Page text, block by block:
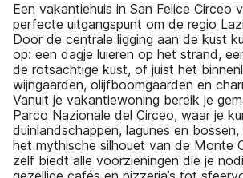
Een vakantiehuis in San Felice Circeo
perfecte uitgangspunt om de regio
Door de centrale ligging aan de kust
op: een dagje luieren op het strand,
de rotsachtige kust, of juist het
wijngaarden, olijfboomgaarden en
Vanuit je vakantiewoning bereik je
Parco Nazionale del Circeo, waar je
duinlandschappen, lagunes en
het mythische silhouet van de Monte
zelf biedt alle voorzieningen die je